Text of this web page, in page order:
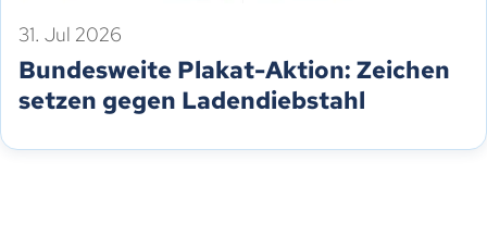
31. Jul 2026
Bundesweite Plakat-Aktion: Zeichen
setzen gegen Ladendiebstahl